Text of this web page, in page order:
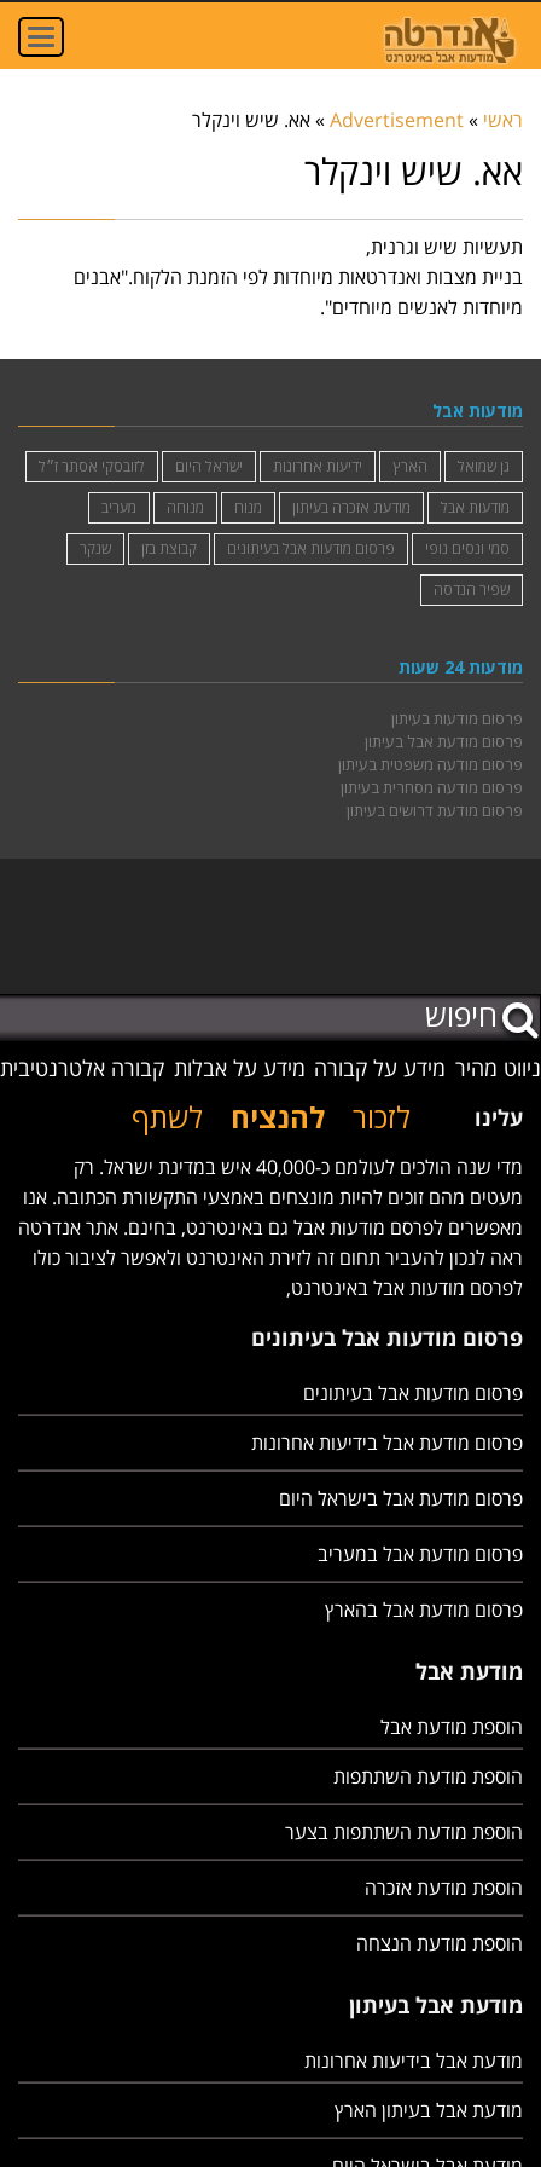
ראשי »
Advertisement
»אא. שיש וינקלר
אא. שיש וינקלר
תעשיות שיש וגרנית,
בניית מצבות ואנדרטאות מיוחדות לפי הזמנת הלקוח."אבנים
מיוחדות לאנשים מיוחדים".
מודעות אבל
גן שמואל הארץ ידיעות אחרונות ישראל היום
לזובסקי אסתר ז״ל
מודעות אבל
מודעת אזכרה בעיתון מנוח מנוחה
מעריב
סמי ונסים נופי
פרסום מודעות אבל בעיתונים קבוצת בזן
שנקר
שפיר הנדסה
מודעות 24 שעות
פרסום מודעות בעיתון
פרסום מודעת אבל בעיתון
פרסום מודעה משפטית בעיתון
פרסום מודעה מסחרית בעיתון
פרסום מודעת דרושים בעיתון
ניווט מהיר מידע על קבורה מידע על אבלות קבורה אלטרנטיבית
לזכור להנציח לשתף עלינו
מדי שנה הולכים לעולמם כ-40,000 איש במדינת ישראל. רק
מעטים מהם זוכים להיות מונצחים באמצעי התקשורת הכתובה. אנו
מאפשרים לפרסם מודעות אבל גם באינטרנט, בחינם. אתר אנדרטה
ראה לנכון להעביר תחום זה לזירת האינטרנט ולאפשר לציבור כולו
לפרסם מודעות אבל באינטרנט,
פרסום מודעות אבל בעיתונים
פרסום מודעות אבל בעיתונים
פרסום מודעת אבל בידיעות אחרונות
פרסום מודעת אבל בישראל היום
פרסום מודעת אבל במעריב
פרסום מודעת אבל בהארץ
מודעת אבל
הוספת מודעת אבל
הוספת מודעת השתתפות
הוספת מודעת השתתפות בצער
הוספת מודעת אזכרה
הוספת מודעת הנצחה
מודעת אבל בעיתון
מודעת אבל בידיעות אחרונות
מודעת אבל בעיתון הארץ